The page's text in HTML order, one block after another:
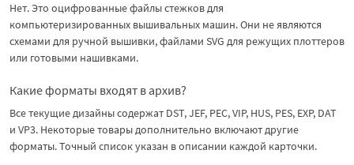
Нет. Это оцифрованные файлы стежков для
компьютеризированных вышивальных машин. Они не являются
схемами для ручной вышивки, файлами SVG для режущих плоттеров
или готовыми нашивками.
Какие форматы входят в архив?
Все текущие дизайны содержат DST, JEF, PEC, VIP, HUS, PES, EXP, DAT
и VP3. Некоторые товары дополнительно включают другие
форматы. Точный список указан в описании каждой карточки.